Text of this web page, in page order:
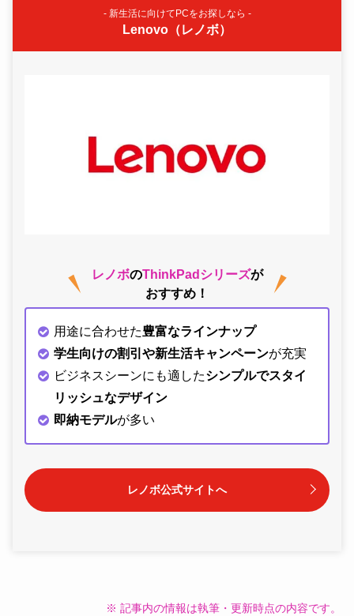
- 新生活に向けてPCをお探しなら -
Lenovo（レノボ）
レノボのThinkPadシリーズが
おすすめ！
用途に合わせた豊富なラインナップ
学生向けの割引や新生活キャンペーンが充実
ビジネスシーンにも適したシンプルでスタイ
リッシュなデザイン
即納モデルが多い
レノボ公式サイトへ
※ 記事内の情報は執筆・更新時点の内容です。